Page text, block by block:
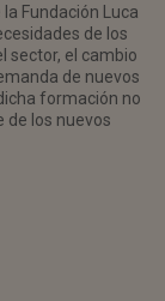
Fundación Luca
de los
sector, el cambio
de nuevos
formación no
de los nuevos